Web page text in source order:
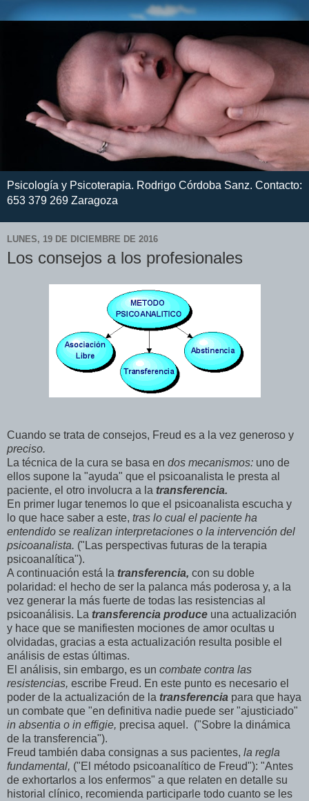
Psicología y Psicoterapia. Rodrigo Córdoba Sanz. Contacto:
653 379 269 Zaragoza
LUNES, 19 DE DICIEMBRE DE 2016
Los consejos a los profesionales
Cuando se trata de consejos, Freud es a la vez generoso y
preciso.
La técnica de la cura se basa en dos mecanismos: uno de
ellos supone la "ayuda" que el psicoanalista le presta al
paciente, el otro involucra a la transferencia.
En primer lugar tenemos lo que el psicoanalista escucha y
lo que hace saber a este, tras lo cual el paciente ha
entendido se realizan interpretaciones o la intervención del
psicoanalista. ("Las perspectivas futuras de la terapia
psicoanalítica").
A continuación está la transferencia, con su doble
polaridad: el hecho de ser la palanca más poderosa y, a la
vez generar la más fuerte de todas las resistencias al
psicoanálisis. La transferencia produce una actualización
y hace que se manifiesten mociones de amor ocultas u
olvidadas, gracias a esta actualización resulta posible el
análisis de estas últimas.
El análisis, sin embargo, es un combate contra las
resistencias, escribe Freud. En este punto es necesario el
poder de la actualización de la transferencia para que haya
un combate que "en definitiva nadie puede ser "ajusticiado"
in absentia o in effigie, precisa aquel. ("Sobre la dinámica
de la transferencia").
Freud también daba consignas a sus pacientes, la regla
fundamental, ("El método psicoanalítico de Freud"): "Antes
de exhortarlos a los enfermos" a que relaten en detalle su
historial clínico, recomienda participarle todo cuanto se les